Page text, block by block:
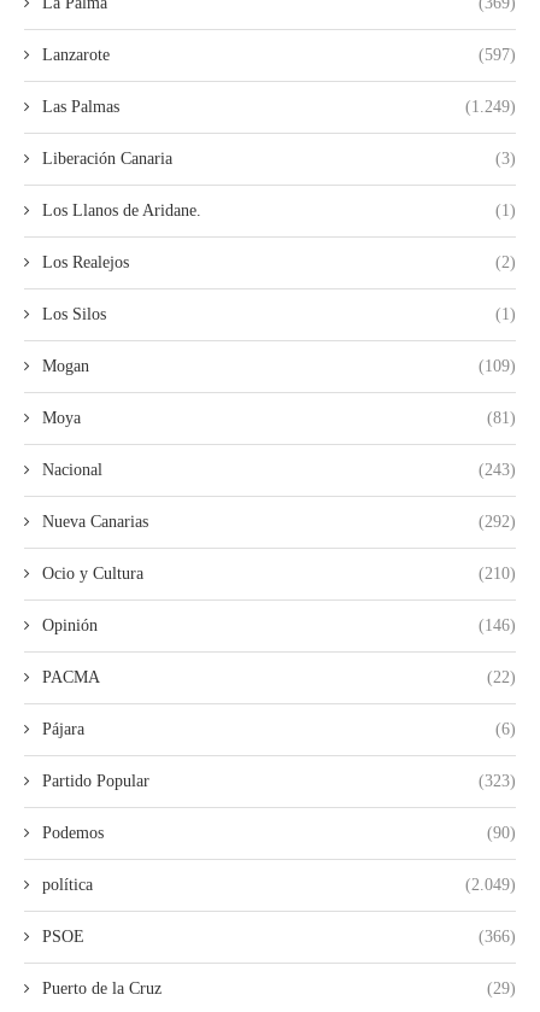
Lanzarote (597)
Las Palmas (1.249)
Liberación Canaria (3)
Los Llanos de Aridane. (1)
Los Realejos (2)
Los Silos (1)
Mogan (109)
Moya (81)
Nacional (243)
Nueva Canarias (292)
Ocio y Cultura (210)
Opinión (146)
PACMA (22)
Pájara (6)
Partido Popular (323)
Podemos (90)
política (2.049)
PSOE (366)
Puerto de la Cruz (29)